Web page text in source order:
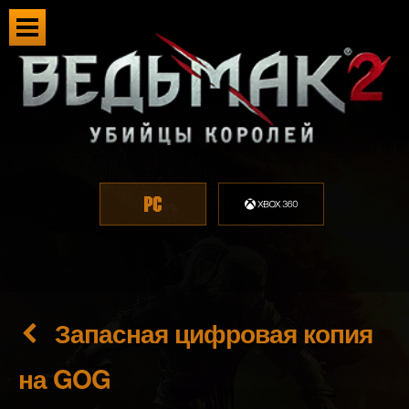
Запасная цифровая копия
на GOG